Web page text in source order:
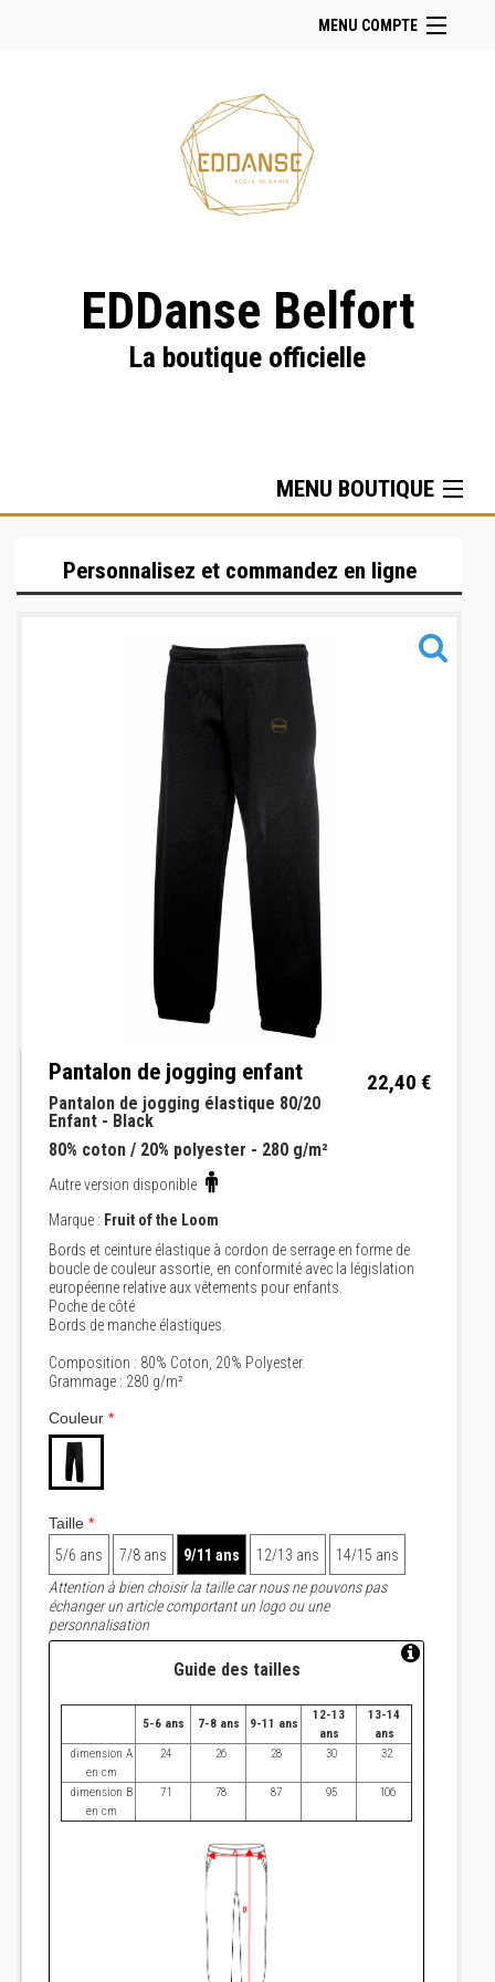
MENU COMPTE
Retour à notre site
Facebook
Instagram
Se connecter
EDDanse Belfort
La boutique officielle
MENU BOUTIQUE
Bas
Personnalisez et commandez en ligne
Pantalon de jogging enfant 22,40 €
Pantalon de jogging élastique 80/20
Enfant - Black
80% coton / 20% polyester - 280 g/m²
Autre version disponible
Marque : Fruit of the Loom
Bords et ceinture élastique à cordon de serrage en forme de
boucle de couleur assortie, en conformité avec la législation
européenne relative aux vêtements pour enfants.
Poche de côté
Bords de manche élastiques.
Composition : 80% Coton, 20% Polyester.
Grammage : 280 g/m²
Couleur *
Taille *
5/6 ans
7/8 ans 9/11 ans 12/13 ans
14/15 ans
Attention à bien choisir la taille car nous ne pouvons pas
échanger un article comportant un logo ou une
personnalisation
Guide des tailles
5-6 ans 7-8 ans 9-11 ans
12-13
ans
13-14
ans
dimension A
en cm
24 26 28 30 32
dimension B
en cm
71 78 87 95 106